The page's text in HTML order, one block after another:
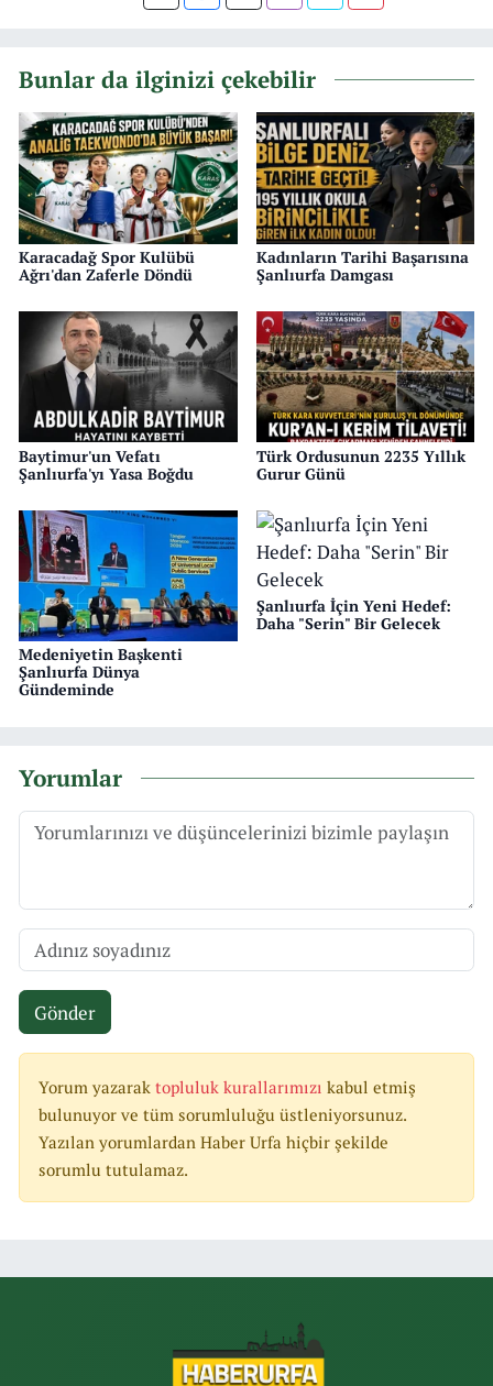
Bunlar da ilginizi çekebilir
Karacadağ Spor Kulübü
Ağrı'dan Zaferle Döndü
Kadınların Tarihi Başarısına
Şanlıurfa Damgası
Baytimur'un Vefatı
Şanlıurfa'yı Yasa Boğdu
Türk Ordusunun 2235 Yıllık
Gurur Günü
Medeniyetin Başkenti
Şanlıurfa Dünya
Gündeminde
Şanlıurfa İçin Yeni Hedef:
Daha "Serin" Bir Gelecek
Yorumlar
Gönder
Yorum yazarak topluluk kurallarımızı kabul etmiş
bulunuyor ve tüm sorumluluğu üstleniyorsunuz.
Yazılan yorumlardan Haber Urfa hiçbir şekilde
sorumlu tutulamaz.